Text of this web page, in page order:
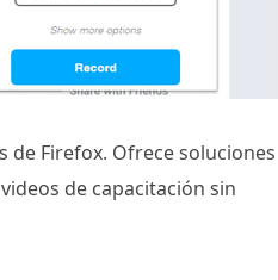
de Firefox. Ofrece soluciones
de capacitación sin